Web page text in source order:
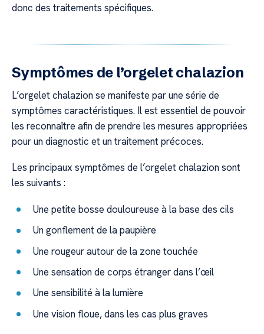
donc des traitements spécifiques.
Symptômes de l’orgelet chalazion
L’orgelet chalazion se manifeste par une série de
symptômes caractéristiques. Il est essentiel de pouvoir
les reconnaître afin de prendre les mesures appropriées
pour un diagnostic et un traitement précoces.
Les principaux symptômes de l’orgelet chalazion sont
les suivants :
Une petite bosse douloureuse à la base des cils
Un gonflement de la paupière
Une rougeur autour de la zone touchée
Une sensation de corps étranger dans l’œil
Une sensibilité à la lumière
Une vision floue, dans les cas plus graves